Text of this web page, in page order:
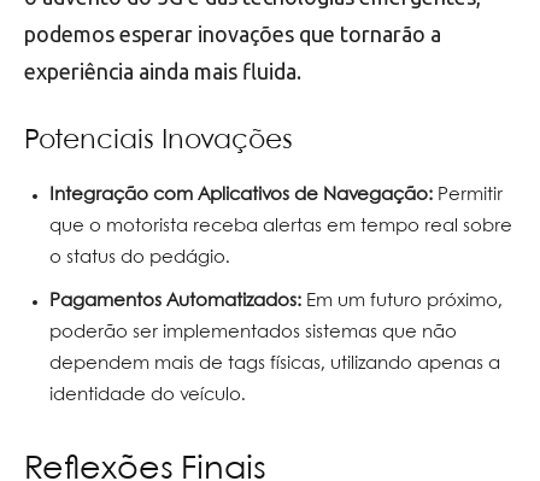
podemos esperar inovações que tornarão a
experiência ainda mais fluida.
Potenciais Inovações
Integração com Aplicativos de Navegação: Permitir
que o motorista receba alertas em tempo real sobre
o status do pedágio.
Pagamentos Automatizados: Em um futuro próximo,
poderão ser implementados sistemas que não
dependem mais de tags físicas, utilizando apenas a
identidade do veículo.
Reflexões Finais